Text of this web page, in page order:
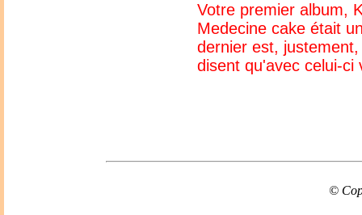
Votre premier album,
Medecine cake était
dernier est,
disent qu'avec celui-ci
©